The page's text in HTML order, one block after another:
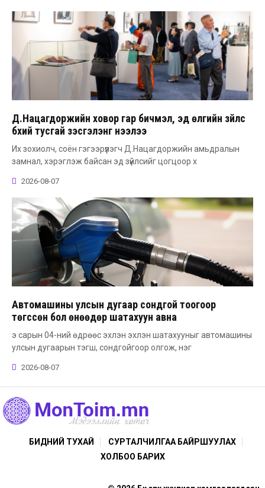
Д.Нацагдоржийн ховор гар бичмэл, эд өлгийн зүйлс
бүхий тусгай үзэсгэлэнг нээлээ
Их зохиолч, соён гэгээрүүлэгч Д.Нацагдоржийн амьдралын
замнал, хэрэглэж байсан эд зүйлсийг цогцоор х
2026-08-07
Автомашины улсын дугаар сондгой тоогоор
төгссөн бол өнөөдөр шатахуун авна
э сарын 04-ний өдрөөс эхлэн эхлэн шатахууныг автомашины
улсын дугаарын тэгш, сондгойгоор олгож, нэг
2026-08-07
БИДНИЙ ТУХАЙ
СУРТАЛЧИЛГАА БАЙРШУУЛАХ
ХОЛБОО БАРИХ